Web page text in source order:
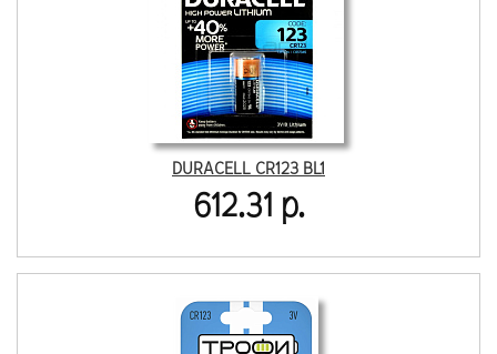
DURACELL CR123 BL1
612.31 р.